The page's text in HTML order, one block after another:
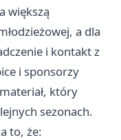
większą
a dla
i kontakt z
i sponsorzy
który
sezonach.
to, że: